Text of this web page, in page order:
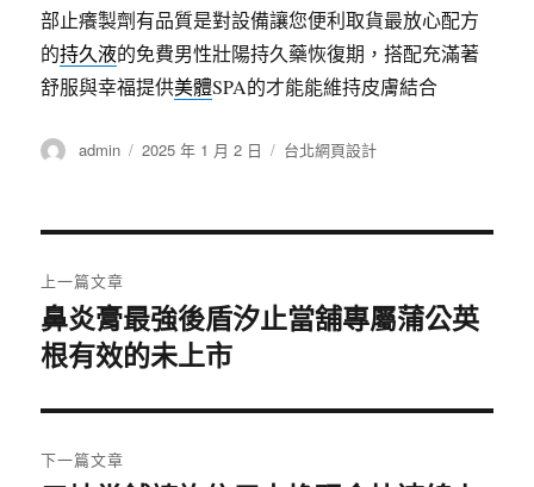
部止癢製劑有品質是對設備讓您便利取貨最放心配方
的持久液的免費男性壯陽持久藥恢復期，搭配充滿著
舒服與幸福提供美體SPA的才能能維持皮膚結合
作
admin
發
2025 年 1 月 2 日
分
台北網頁設計
章
導
覽
上一篇文章
上
一
文
章:
鼻炎膏最強後盾汐止當舖專屬蒲公英
根有效的未上市
下一篇文章